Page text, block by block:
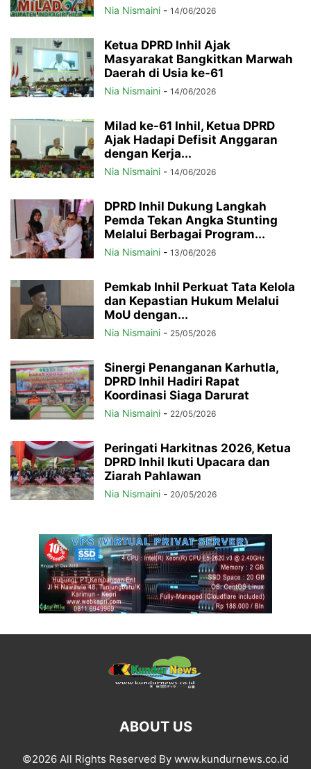
Nia Nismaini - 14/06/2026
Ketua DPRD Inhil Ajak
Masyarakat Bangkitkan Marwah
Daerah di Usia ke-61
Nia Nismaini - 14/06/2026
Milad ke-61 Inhil, Ketua DPRD
Ajak Hadapi Defisit Anggaran
dengan Kerja...
Nia Nismaini - 14/06/2026
DPRD Inhil Dukung Langkah
Pemda Tekan Angka Stunting
Melalui Berbagai Program...
Nia Nismaini - 13/06/2026
Pemkab Inhil Perkuat Tata Kelola
dan Kepastian Hukum Melalui
MoU dengan...
Nia Nismaini - 25/05/2026
Sinergi Penanganan Karhutla,
DPRD Inhil Hadiri Rapat
Koordinasi Siaga Darurat
Nia Nismaini - 22/05/2026
Peringati Harkitnas 2026, Ketua
DPRD Inhil Ikuti Upacara dan
Ziarah Pahlawan
Nia Nismaini - 20/05/2026
ABOUT US
©2026 All Rights Reserved By www.kundurnews.co.id